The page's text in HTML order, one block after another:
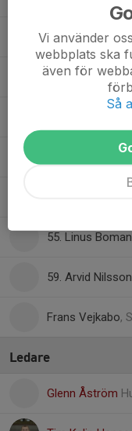
31. Anthony
32. Emil Lindh
40. Melvin Mörlin
55. Linus Boman
59. Arvid Nilsson
Frans Vejkabo,
Ledare
Glenn Åström
Vi använder
webbplats ska
även för
Så